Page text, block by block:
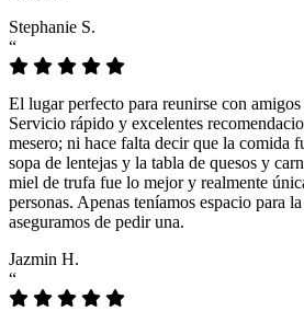
Stephanie S.
“
El lugar perfecto para reunirse con
Servicio rápido y excelentes
mesero; ni hace falta decir que la comida
sopa de lentejas y la tabla de quesos y
miel de trufa fue lo mejor y realmente
personas. Apenas teníamos espacio para
aseguramos de pedir una.
Jazmin H.
“